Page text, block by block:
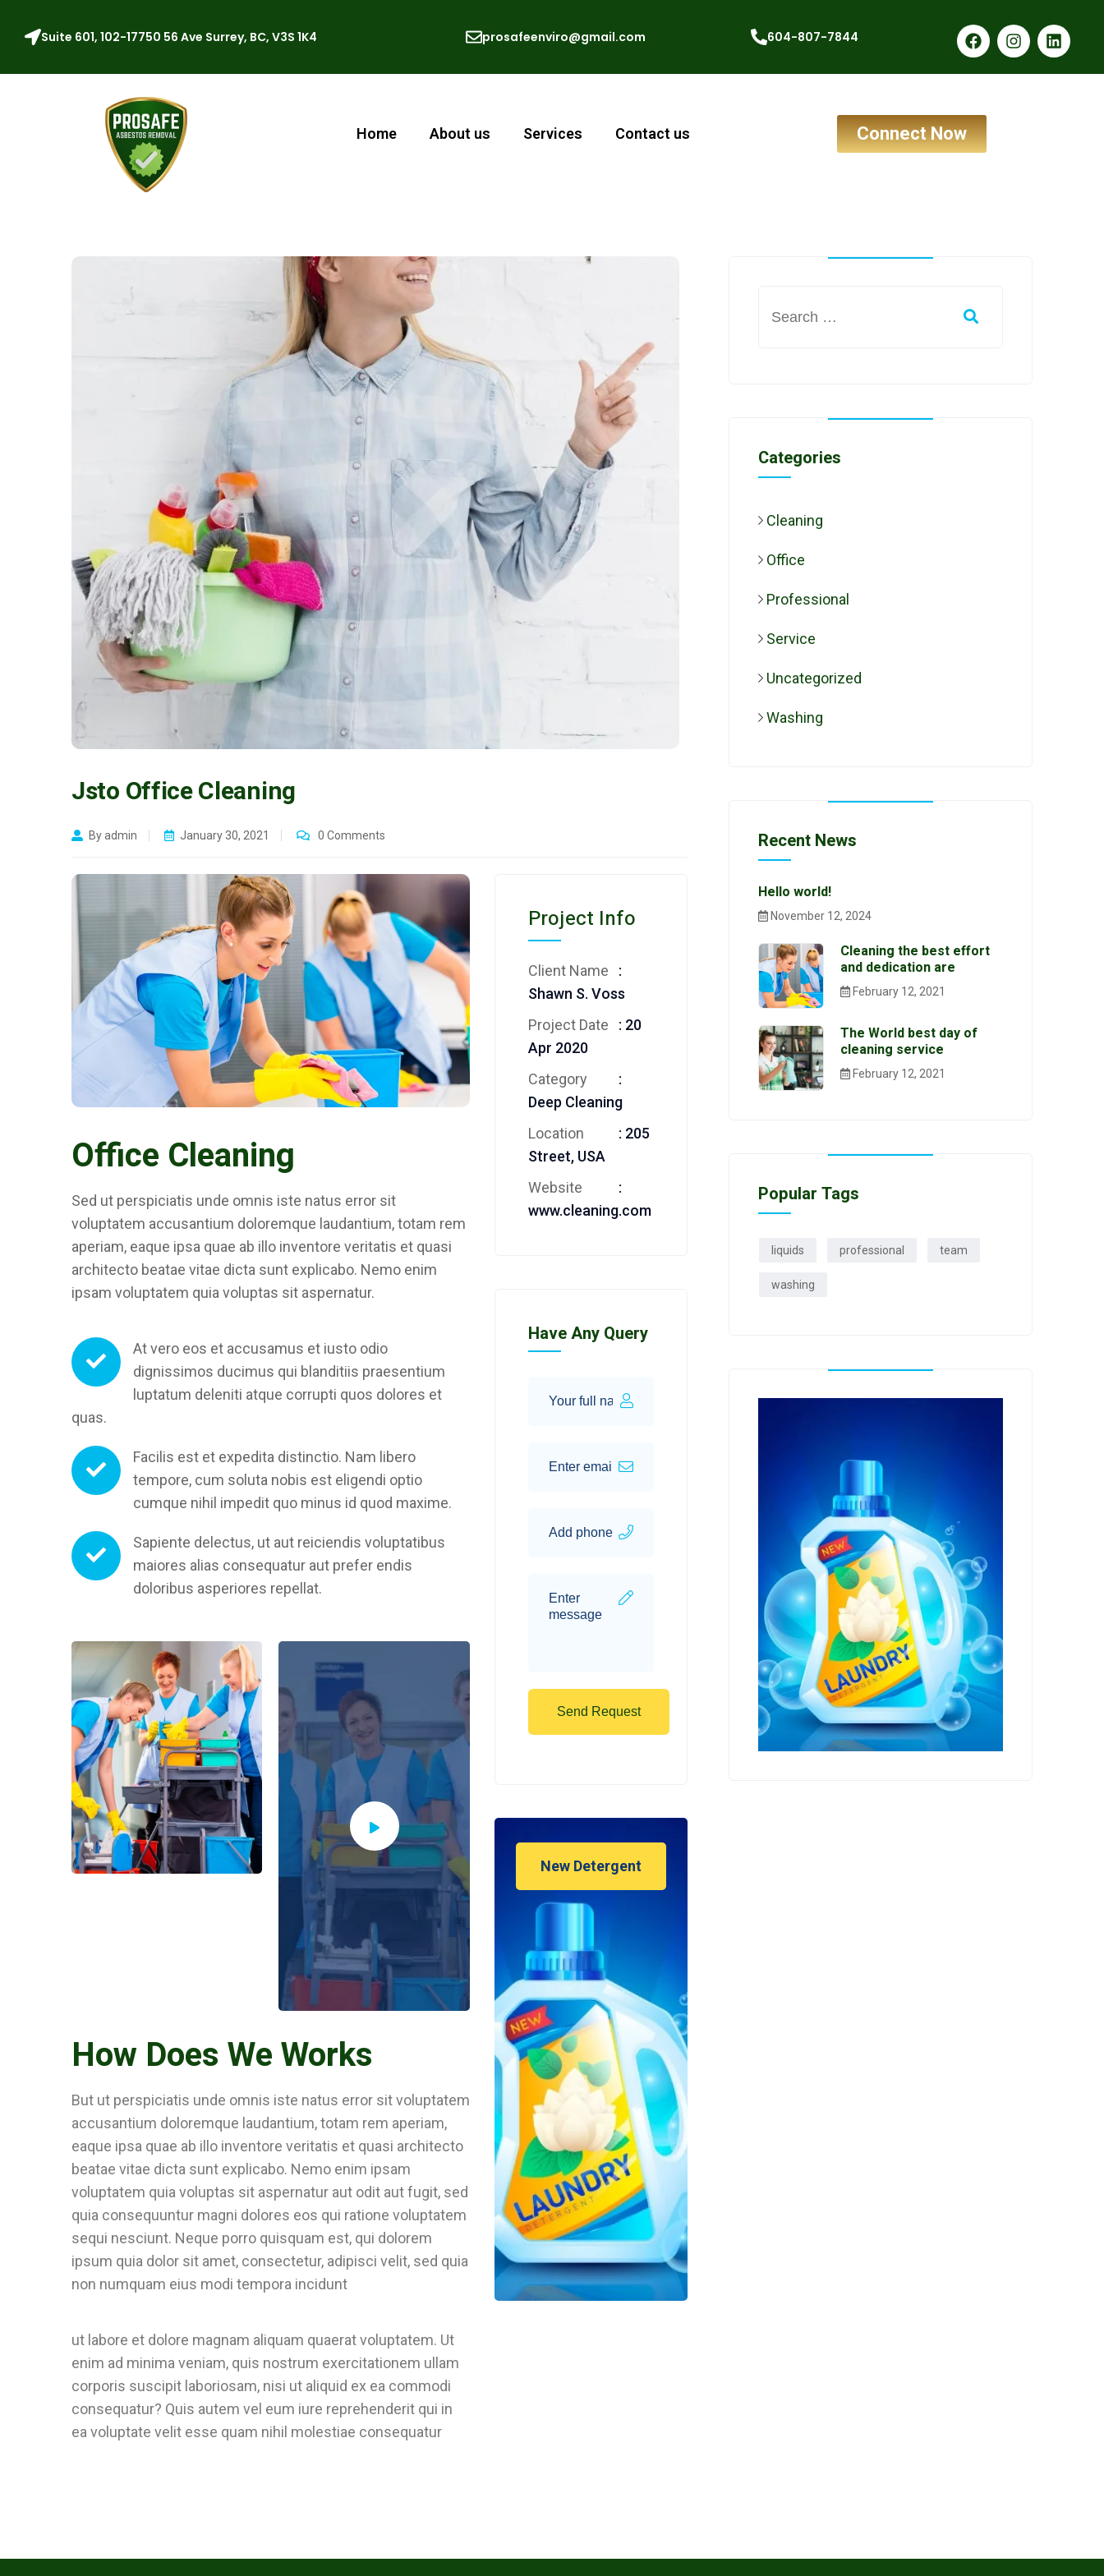
Suite 601, 102-17750 56 Ave Surrey, BC, V3S 1K4 prosafeenviro@gmail.com 604-807-7844
Home About us Services Contact us Connect Now
Jsto Office Cleaning
By admin January 30, 2021 0 Comments
Office Cleaning
Sed ut perspiciatis unde omnis iste natus error sit
voluptatem accusantium doloremque laudantium, totam rem
aperiam, eaque ipsa quae ab illo inventore veritatis et quasi
architecto beatae vitae dicta sunt explicabo. Nemo enim
ipsam voluptatem quia voluptas sit aspernatur.
At vero eos et accusamus et iusto odio
dignissimos ducimus qui blanditiis praesentium
luptatum deleniti atque corrupti quos dolores et
quas.
Facilis est et expedita distinctio. Nam libero
tempore, cum soluta nobis est eligendi optio
cumque nihil impedit quo minus id quod maxime.
Sapiente delectus, ut aut reiciendis voluptatibus
maiores alias consequatur aut prefer endis
doloribus asperiores repellat.
How Does We Works
But ut perspiciatis unde omnis iste natus error sit voluptatem
accusantium doloremque laudantium, totam rem aperiam,
eaque ipsa quae ab illo inventore veritatis et quasi architecto
beatae vitae dicta sunt explicabo. Nemo enim ipsam
voluptatem quia voluptas sit aspernatur aut odit aut fugit, sed
quia consequuntur magni dolores eos qui ratione voluptatem
sequi nesciunt. Neque porro quisquam est, qui dolorem
ipsum quia dolor sit amet, consectetur, adipisci velit, sed quia
non numquam eius modi tempora incidunt
ut labore et dolore magnam aliquam quaerat voluptatem. Ut
enim ad minima veniam, quis nostrum exercitationem ullam
corporis suscipit laboriosam, nisi ut aliquid ex ea commodi
consequatur? Quis autem vel eum iure reprehenderit qui in
ea voluptate velit esse quam nihil molestiae consequatur
Project Info
Client Name
:
Shawn S. Voss
Project Date
: 20
Apr 2020
Category
:
Deep Cleaning
Location
: 205
Street, USA
Website
:
www.cleaning.com
Have Any Query
New Detergent
Categories
Cleaning
Office
Professional
Service
Uncategorized
Washing
Recent News
Hello world!
November 12, 2024
Cleaning the best effort
and dedication are
February 12, 2021
The World best day of
cleaning service
February 12, 2021
Popular Tags
liquids professional team
washing